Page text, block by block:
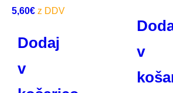
5,60€
Dodaj
v
v